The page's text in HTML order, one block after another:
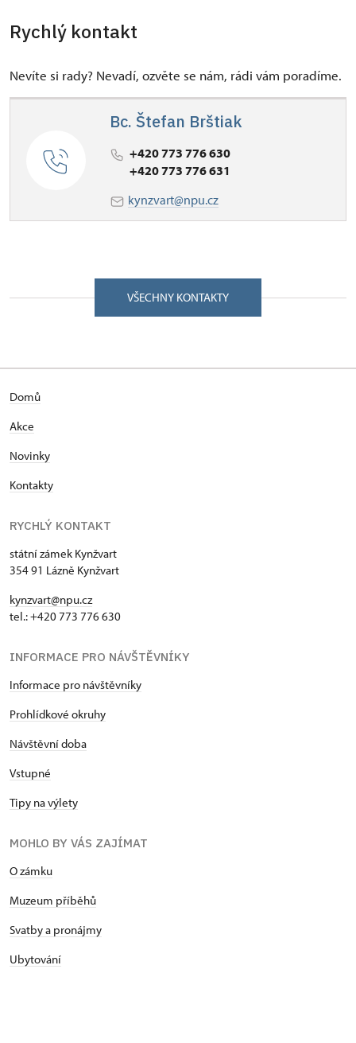
Rychlý kontakt
Nevíte si rady? Nevadí, ozvěte se nám, rádi vám poradíme.
Bc. Štefan Brštiak
+420 773 776 630
+420 773 776 631
kynzvart@npu.cz
VŠECHNY KONTAKTY
Domů
Akce
Novinky
Kontakty
RYCHLÝ KONTAKT
státní zámek Kynžvart
354 91 Lázně Kynžvart
kynzvart@npu.cz
tel.: +420 773 776 630
INFORMACE PRO NÁVŠTĚVNÍKY
Informace pro návštěvníky
Prohlídkové okruhy
Návštěvní doba
Vstupné
Tipy na výlety
MOHLO BY VÁS ZAJÍMAT
O zámku
Muzeum příběhů
Svatby a pronájmy
Ubytování